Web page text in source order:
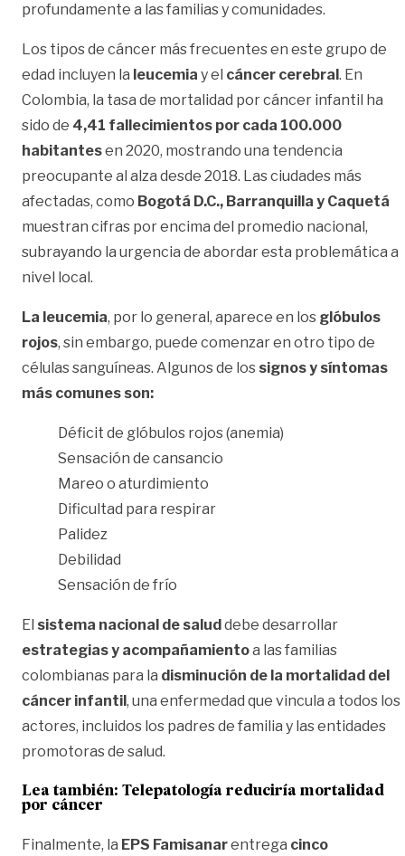
profundamente a las familias y comunidades.
Los tipos de cáncer más frecuentes en este grupo de
edad incluyen la leucemia y el cáncer cerebral . En
Colombia, la tasa de mortalidad por cáncer infantil ha
sido de 4,41 fallecimientos por cada 100.000
habitantesen 2020, mostrando una tendencia
preocupante al alza desde 2018. Las ciudades más
afectadas, como Bogotá D.C., Barranquilla y Caquetá
muestran cifras por encima del promedio nacional,
subrayando la urgencia de abordar esta problemática a
nivel local.
La leucemia, por lo general, aparece en los glóbulos
rojos, sin embargo, puede comenzar en otro tipo de
células sanguíneas. Algunos de los signos y síntomas
más comunes son:
Déficit de glóbulos rojos (anemia)
Sensación de cansancio
Mareo o aturdimiento
Dificultad para respirar
Palidez
Debilidad
Sensación de frío
El sistema nacional de salud debe desarrollar
estrategias y acompañamientoa las familias
colombianas para la disminución de la mortalidad del
cáncer infantil , una enfermedad que vincula a todos los
actores, incluidos los padres de familia y las entidades
promotoras de salud.
Lea también: Telepatología reduciría mortalidad
por cáncer
Finalmente, la EPS Famisanarentrega cinco